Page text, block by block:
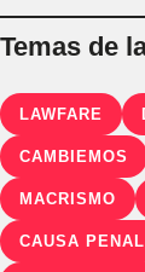
Temas de
LAWFARE
CAMBIEMOS
MACRISMO
CAUSA PENAL